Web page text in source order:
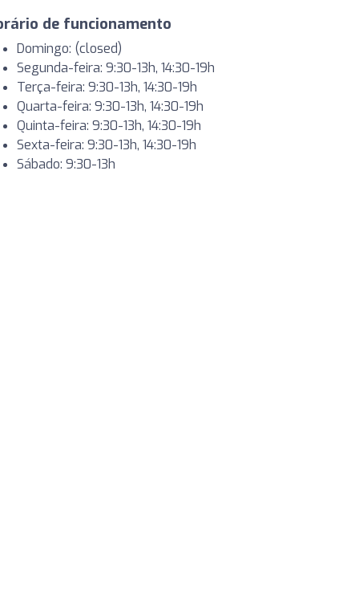
de funcionamento
Domingo: (closed)
Segunda-feira: 9:30-13h, 14:30-19h
Terça-feira: 9:30-13h, 14:30-19h
Quarta-feira: 9:30-13h, 14:30-19h
Quinta-feira: 9:30-13h, 14:30-19h
Sexta-feira: 9:30-13h, 14:30-19h
Sábado: 9:30-13h